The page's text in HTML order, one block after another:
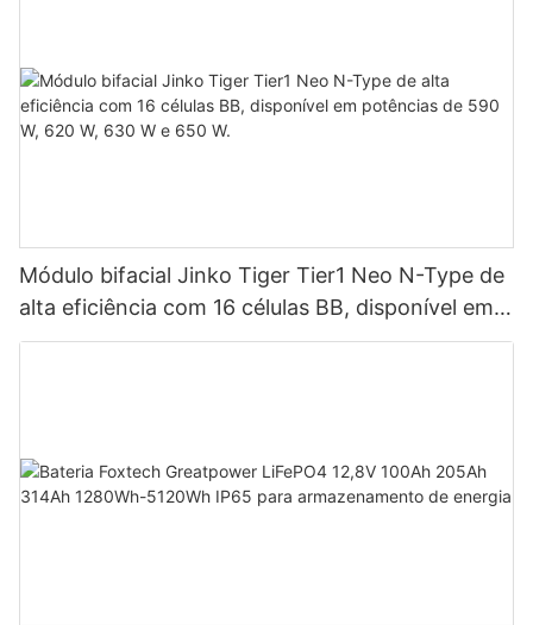
Módulo bifacial Jinko Tiger Tier1 Neo N-Type de
alta eficiência com 16 células BB, disponível em
potências de 590 W, 620 W, 630 W e 650 W.